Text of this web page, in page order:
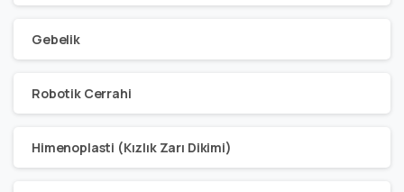
Gebelik
Robotik Cerrahi
Himenoplasti (Kızlık Zarı Dikimi)